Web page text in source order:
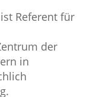
Referent für
der
in